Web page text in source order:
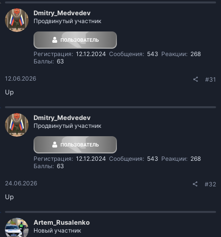
Dmitry_Medvedev
Продвинутый участник
Регистрация 12.12.2024 Сообщения 543 Реакции
268
Баллы
63
12.06.2026 #31
Up
Dmitry_Medvedev
Продвинутый участник
Регистрация 12.12.2024 Сообщения 543 Реакции
268
Баллы
63
24.06.2026 #32
Up
Artem_Rusalenko
Новый участник